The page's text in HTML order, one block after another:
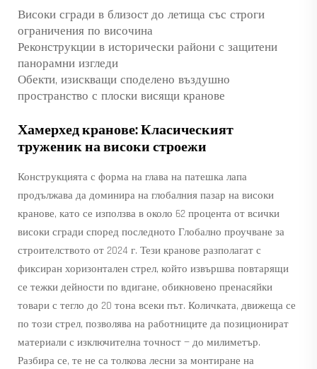
Високи сгради в близост до летища със строги
ограничения по височина
Реконструкции в исторически райони с защитени
панорамни изгледи
Обекти, изискващи споделено въздушно
пространство с плоски висящи кранове
Хамерхед кранове: Класическият
труженик на високи строежи
Конструкцията с форма на глава на патешка лапа
продължава да доминира на глобалния пазар на високи
кранове, като се използва в около 62 процента от всички
високи сгради според последното Глобално проучване за
строителството от 2024 г. Тези кранове разполагат с
фиксиран хоризонтален стрел, който извършва повтарящи
се тежки дейности по вдигане, обикновено пренасяйки
товари с тегло до 20 тона всеки път. Количката, движеща се
по този стрел, позволява на работниците да позиционират
материали с изключителна точност — до милиметър.
Разбира се, те не са толкова лесни за монтиране на